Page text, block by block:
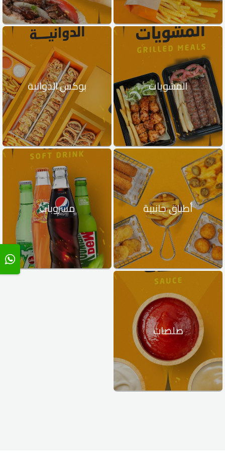
المشويات بوكس الدوانية
أطباق جانبية مشروبات
صلصات